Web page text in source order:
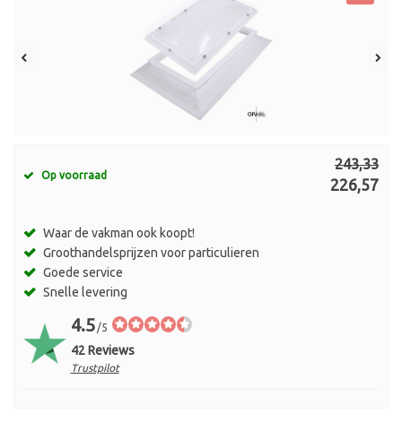
Op voorraad
243,33
226,57
Waar de vakman ook koopt!
Groothandelsprijzen voor particulieren
Goede service
Snelle levering
4.5/5
42 Reviews
Trustpilot